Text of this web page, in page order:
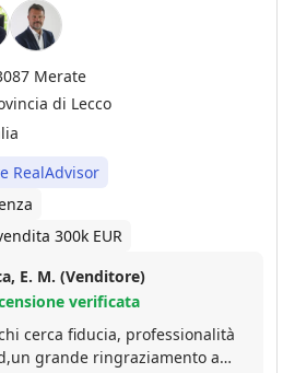
vendere o acquistare casa
seguito da veri
Merate
di Lecco
RealAdvisor
300k EUR
E. M. (Venditore)
verificata
cerca fiducia, professionalità
grande ringraziamento a